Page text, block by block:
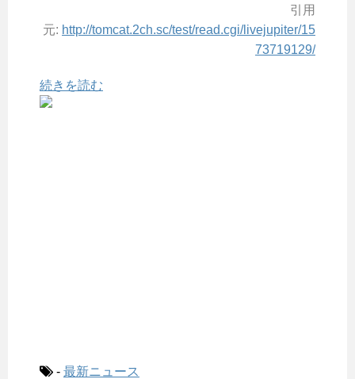
引用
元: http://tomcat.2ch.sc/test/read.cgi/livejupiter/15
73719129/
続きを読む
- 最新ニュース